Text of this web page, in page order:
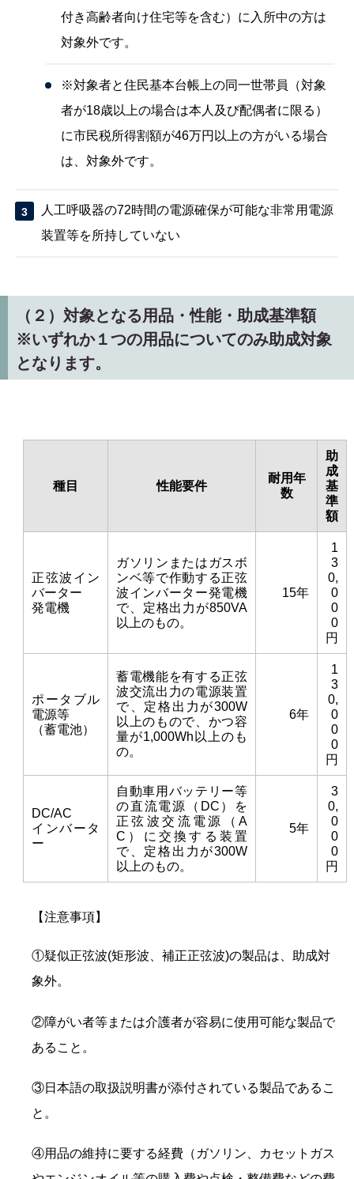
付き高齢者向け住宅等を含む）に入所中の方は
対象外です。
※対象者と住民基本台帳上の同一世帯員（対象
者が18歳以上の場合は本人及び配偶者に限る）
に市民税所得割額が46万円以上の方がいる場合
は、対象外です。
人工呼吸器の72時間の電源確保が可能な非常用電源
装置等を所持していない
（２）対象となる用品・性能・助成基準額
※いずれか１つの用品についてのみ助成対象
となります。
種目 性能要件
耐用年
数
助
成
基
準
額
正弦波イン
バーター
発電機
ガソリンまたはガスボ
ンベ等で作動する正弦
波インバーター発電機
で、定格出力が850VA
以上のもの。
15年
1
3
0,
0
0
0
円
ポータブル
電源等
（蓄電池）
蓄電機能を有する正弦
波交流出力の電源装置
で、定格出力が300W
以上のもので、かつ容
量が1,000Wh以上のも
の。
6年
1
3
0,
0
0
0
円
DC/AC
インバータ
ー
自動車用バッテリー等
の直流電源（DC）を
正弦波交流電源（A
C）に交換する装置
で、定格出力が300W
以上のもの。
5年
3
0,
0
0
0
円
【注意事項】
①疑似正弦波(矩形波、補正正弦波)の製品は、助成対
象外。
②障がい者等または介護者が容易に使用可能な製品で
あること。
③日本語の取扱説明書が添付されている製品であるこ
と。
④用品の維持に要する経費（ガソリン、カセットガス